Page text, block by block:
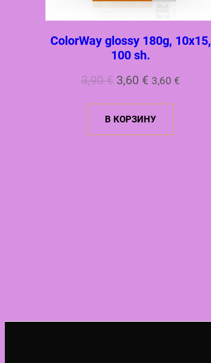
ColorWay glossy 180g, 10х15,
100 sh.
3,90€ Первоначальная
цена
составляла
3,60 €Текущая
цена:
3,60 €.
3,60 €
В КОРЗИНУ